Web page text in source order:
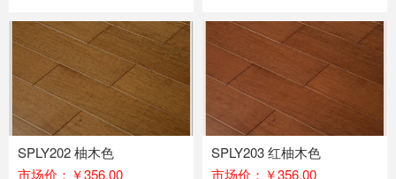
SPLY202 柚木色
市场价：￥356.00
SPLY203 红柚木色
市场价：￥356.00